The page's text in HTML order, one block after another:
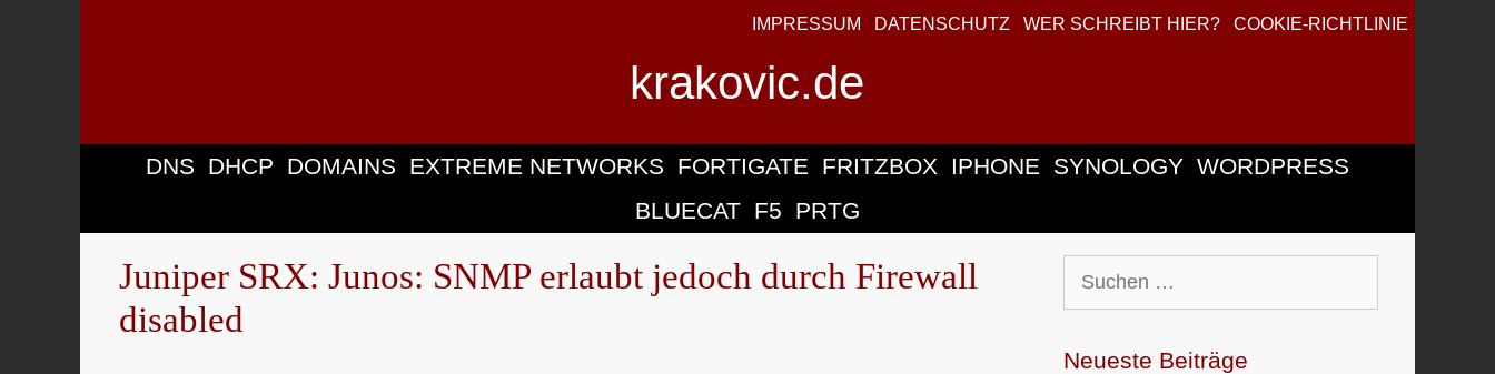
IMPRESSUM DATENSCHUTZ WER SCHREIBT HIER? COOKIE-RICHTLINIE
krakovic.de
DNS DHCP DOMAINS EXTREME NETWORKS FORTIGATE FRITZBOX IPHONE SYNOLOGY WORDPRESS
BLUECAT F5 PRTG
Juniper SRX: Junos: SNMP erlaubt jedoch durch Firewall
disabled
nach:
Neueste Beiträge